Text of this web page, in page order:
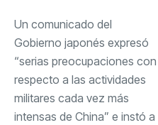
Un comunicado del
Gobierno japonés expresó
“serias preocupaciones con
respecto a las actividades
militares cada vez más
intensas de China” e instó a